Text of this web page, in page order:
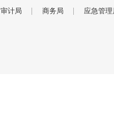
审计局 商务局 应急管理